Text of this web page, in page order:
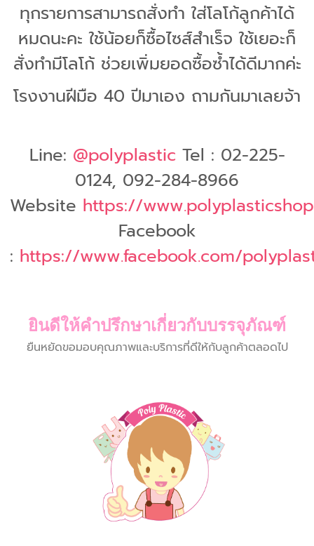
ทุกรายการสามารถสั่งทำ ใส่โลโก้ลูกค้าได้
หมดนะคะ ใช้น้อยก็ซื้อไซส์สำเร็จ ใช้เยอะก็
สั่งทำมีโลโก้ ช่วยเพิ่มยอดซื้อซ้ำได้ดีมากค่ะ
โรงงานฝีมือ 40 ปีมาเอง ถามกันมาเลยจ้า
Line: @polyplastic Tel : 02-225-
0124, 092-284-8966
Website https://
Facebook
: https://www.facebook.com/
ยินดีให้คำปรึกษาเกี่ยวกับบรรจุภัณฑ์
ยืนหยัดขอมอบคุณภาพและบริการที่ดีให้กับลูกค้าตลอดไป